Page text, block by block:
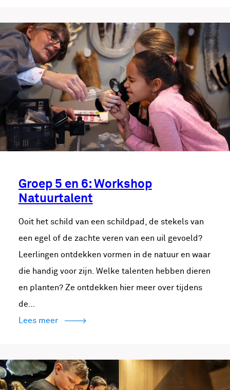
Groep 5 en 6: Workshop
Natuurtalent
Ooit het schild van een schildpad, de stekels van
een egel of de zachte veren van een uil gevoeld?
Leerlingen ontdekken vormen in de natuur en waar
die handig voor zijn. Welke talenten hebben dieren
en planten? Ze ontdekken hier meer over tijdens
de…
Lees meer